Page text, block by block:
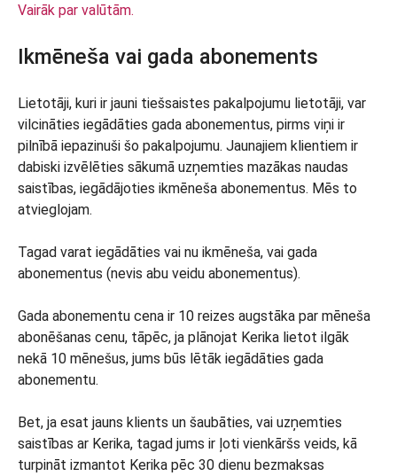
Vairāk par valūtām.
Ikmēneša vai gada abonements
Lietotāji, kuri ir jauni tiešsaistes pakalpojumu lietotāji, var
vilcināties iegādāties gada abonementus, pirms viņi ir
pilnībā iepazinuši šo pakalpojumu. Jaunajiem klientiem ir
dabiski izvēlēties sākumā uzņemties mazākas naudas
saistības, iegādājoties ikmēneša abonementus. Mēs to
atvieglojam.
Tagad varat iegādāties vai nu ikmēneša, vai gada
abonementus (nevis abu veidu abonementus).
Gada abonementu cena ir 10 reizes augstāka par mēneša
abonēšanas cenu, tāpēc, ja plānojat Kerika lietot ilgāk
nekā 10 mēnešus, jums būs lētāk iegādāties gada
abonementu.
Bet, ja esat jauns klients un šaubāties, vai uzņemties
saistības ar Kerika, tagad jums ir ļoti vienkāršs veids, kā
turpināt izmantot Kerika pēc 30 dienu bezmaksas